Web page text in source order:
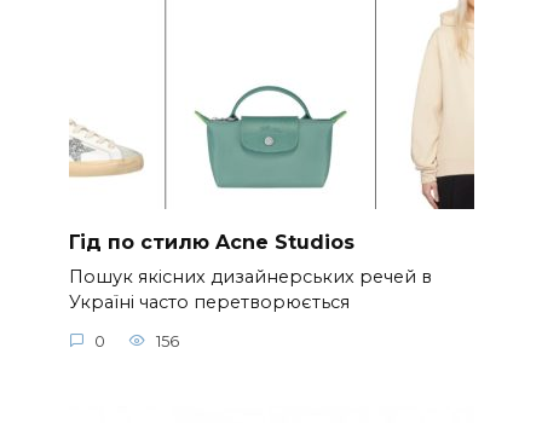
Гід по стилю Acne Studios
Пошук якісних дизайнерських речей в
Україні часто перетворюється
0 156